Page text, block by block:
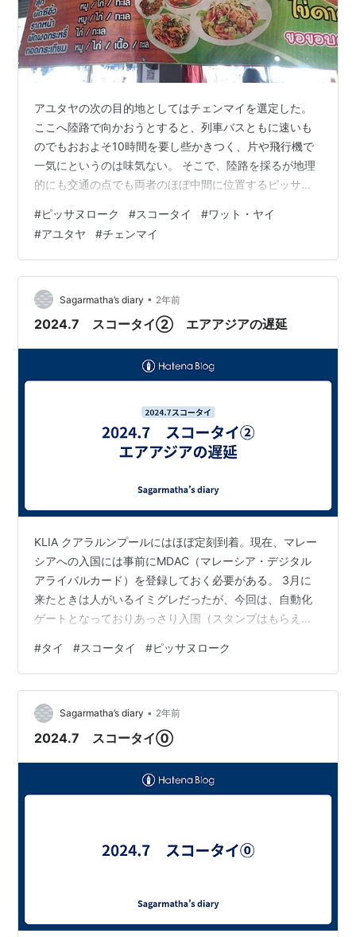
アユタヤの次の目的地としてはチェンマイを選定した。
ここへ陸路で向かおうとすると、列車バスともに速いも
のでもおおよそ10時間を要し些かきつく、片や飛行機で
一気にというのは味気ない。 そこで、陸路を採るが地理
的にも交通の点でも両者のほぼ中間に位置するピッサヌ
ロークはスコータイ時代の首都であり、またアユタヤ王
朝時にも重きを置かれた歴史ある都市ということだが、
観光地としての知名度はあまり高くないのではないかと
思う。 かく言う当方も、上のような旅のプランニングに
おいて初めてその名に接した。 しかし、ここにはタイで
最も美しいとされる仏像があるという。 …
#ピッサヌローク #スコータイ #ワット・ヤイ
#アユタヤ #チェンマイ
Sagarmatha’s diary • 2年前
2024.7 スコータイ② エアアジアの遅延
KLIA クアラルンプールにはほぼ定刻到着。現在、マレー
シアへの入国には事前にMDAC（マレーシア・デジタル
アライバルカード）を登録しておく必要がある。 3月に
来たときは人がいるイミグレだったが、今回は、自動化
ゲートとなっておりあっさり入国（スタンプはもらえな
一番端っこの入り口を出た先に無料シャトルバス乗り場
がある。空港内に三井アウトレットパーク行のバスの時
刻表しかなく、探してしまった。 バスの中でメールを見
ると、バンコクへのエアアジアが1時間ほど遅延するとの
メールが。事前にフライト履歴を調べたときは、遅延は
#タイ #スコータイ #ピッサヌローク
Sagarmatha’s diary • 2年前
2024.7 スコータイ⓪